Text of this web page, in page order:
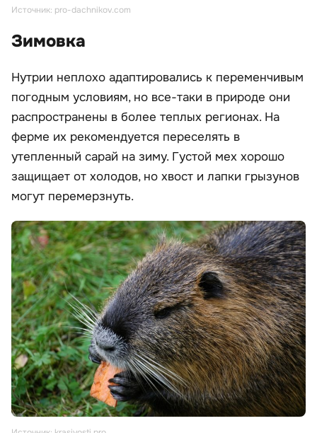
Источник: pro-dachnikov.com
Зимовка
Нутрии неплохо адаптировались к переменчивым
погодным условиям, но все-таки в природе они
распространены в более теплых регионах. На
ферме их рекомендуется переселять в
утепленный сарай на зиму. Густой мех хорошо
защищает от холодов, но хвост и лапки грызунов
могут перемерзнуть.